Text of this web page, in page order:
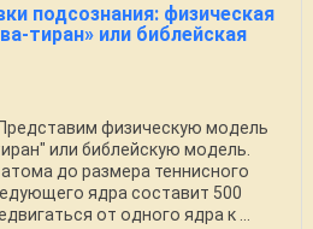
подсознания: физическая
тиран» или библейская
физическую модель
или библейскую модель.
до размера теннисного
ядра составит 500
от одного ядра к ...